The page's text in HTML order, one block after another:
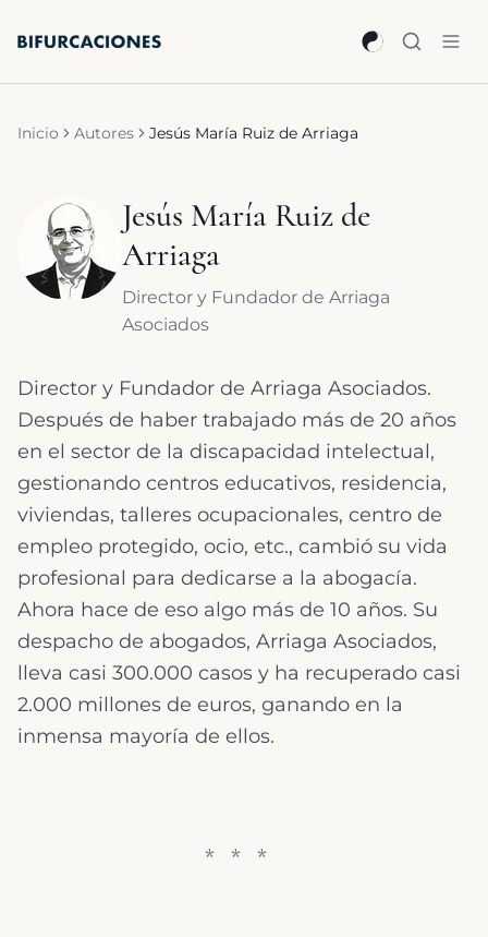
Inicio Autores Jesús María Ruiz de Arriaga
Jesús María Ruiz de
Arriaga
Director y Fundador de Arriaga
Asociados
Director y Fundador de Arriaga Asociados.
Después de haber trabajado más de 20 años
en el sector de la discapacidad intelectual,
gestionando centros educativos, residencia,
viviendas, talleres ocupacionales, centro de
empleo protegido, ocio, etc., cambió su vida
profesional para dedicarse a la abogacía.
Ahora hace de eso algo más de 10 años. Su
despacho de abogados, Arriaga Asociados,
lleva casi 300.000 casos y ha recuperado casi
2.000 millones de euros, ganando en la
inmensa mayoría de ellos.